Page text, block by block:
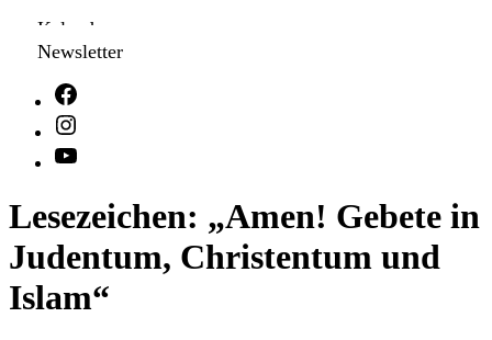
Kalender
Newsletter
Lesezeichen: „Amen! Gebete in
Judentum, Christentum und
Islam“